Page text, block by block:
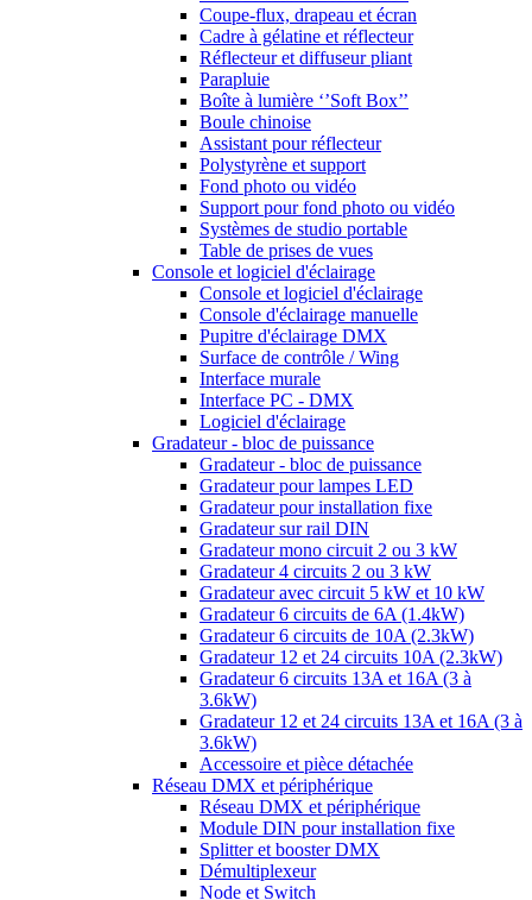
Coupe-flux, drapeau et écran
Cadre à gélatine et réflecteur
Réflecteur et diffuseur pliant
Parapluie
Boîte à lumière ‘’Soft Box’’
Boule chinoise
Assistant pour réflecteur
Polystyrène et support
Fond photo ou vidéo
Support pour fond photo ou vidéo
Systèmes de studio portable
Table de prises de vues
Console et logiciel d'éclairage
Console et logiciel d'éclairage
Console d'éclairage manuelle
Pupitre d'éclairage DMX
Surface de contrôle / Wing
Interface murale
Interface PC - DMX
Logiciel d'éclairage
Gradateur - bloc de puissance
Gradateur - bloc de puissance
Gradateur pour lampes LED
Gradateur pour installation fixe
Gradateur sur rail DIN
Gradateur mono circuit 2 ou 3 kW
Gradateur 4 circuits 2 ou 3 kW
Gradateur avec circuit 5 kW et 10 kW
Gradateur 6 circuits de 6A (1.4kW)
Gradateur 6 circuits de 10A (2.3kW)
Gradateur 12 et 24 circuits 10A (2.3kW)
Gradateur 6 circuits 13A et 16A (3 à
3.6kW)
Gradateur 12 et 24 circuits 13A et 16A (3 à
3.6kW)
Accessoire et pièce détachée
Réseau DMX et périphérique
Réseau DMX et périphérique
Module DIN pour installation fixe
Splitter et booster DMX
Démultiplexeur
Node et Switch